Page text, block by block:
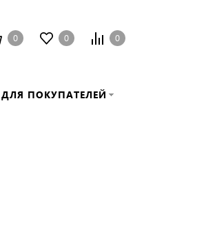
0 0 0
ПОКУПАТЕЛЕЙ